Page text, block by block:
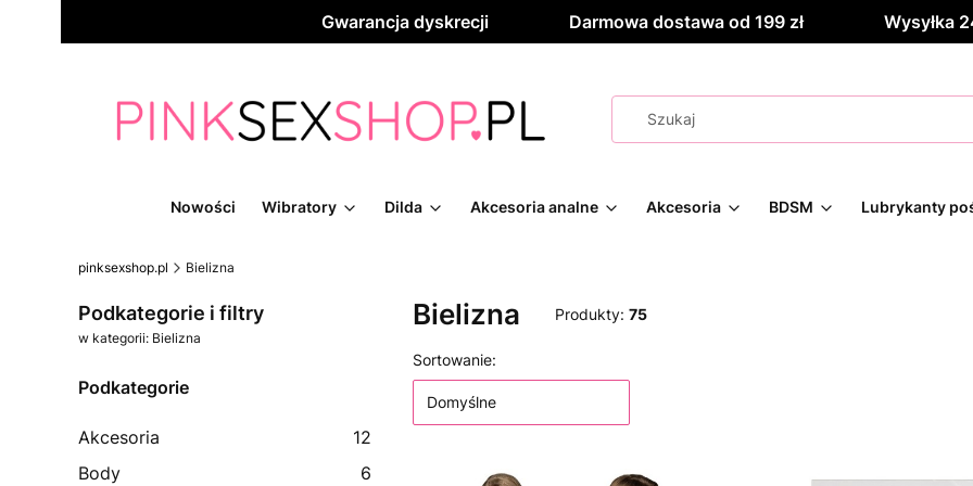
Gwarancja dyskrecji Darmowa dostawa od 199 zł Wysyłka
Nowości Wibratory Dilda Akcesoria analne Akcesoria BDSM Lubrykanty
pinksexshop.pl Bielizna
Podkategorie i filtry
w kategorii: Bielizna
Podkategorie
Akcesoria
12
Body
6
Bielizna Produkty: 75
Lista produktów
Sortowanie:
Domyślne